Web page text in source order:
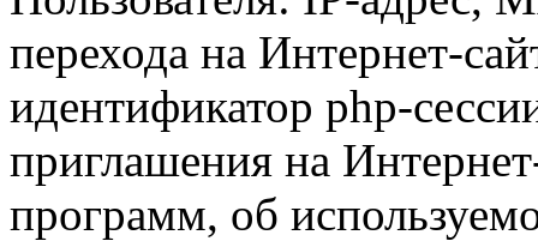
перехода на Интернет-
идентификатор php-
приглашения на
программ, об